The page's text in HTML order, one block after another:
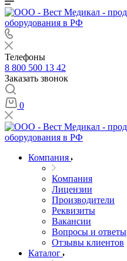
Телефоны
8 800 500 13 42
Заказать звонок
0
Компания
Компания
Лицензии
Производители
Реквизиты
Вакансии
Вопросы и ответы
Отзывы клиентов
Каталог